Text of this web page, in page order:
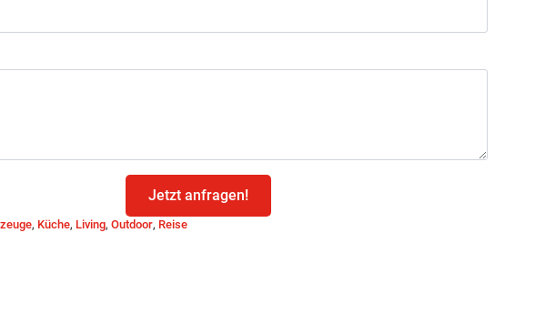
Jetzt anfragen!
, Küche, Living, Outdoor, Reise